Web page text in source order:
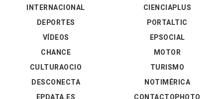
INTERNACIONAL
DEPORTES
VÍDEOS
CIENCIAPLUS
PORTALTIC
EPSOCIAL
CHANCE
CULTURAOCIO
DESCONECTA
MOTOR
TURISMO
NOTIMÉRICA